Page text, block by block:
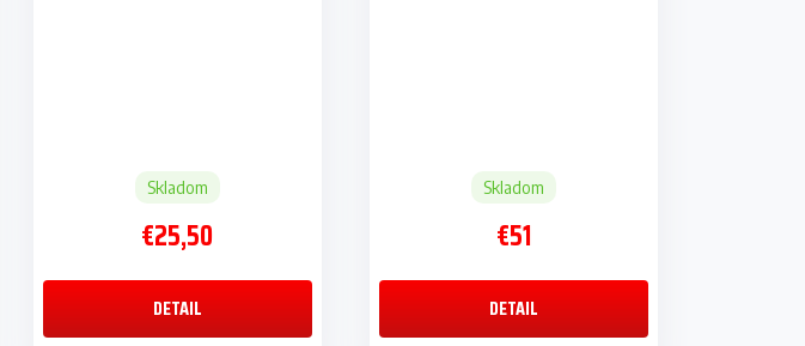
Skladom
€25,50
DETAIL
Skladom
€51
DETAIL